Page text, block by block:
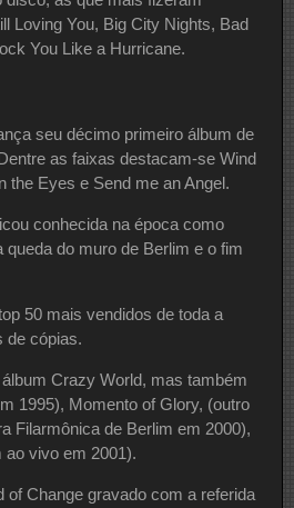
Loving You, Big City Nights, Bad
You Like a Hurricane.
seu décimo primeiro álbum de
as faixas destacam-se Wind
the Eyes e Send me an Angel.
conhecida na época como
queda do muro de Berlim e o fim
50 mais vendidos de toda a
de cópias.
Crazy World, mas também
1995), Momento of Glory, (outro
Filarmônica de Berlim em 2000),
vivo em 2001).
of Change gravado com a referida